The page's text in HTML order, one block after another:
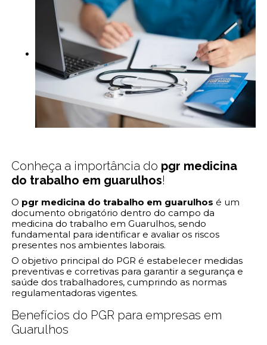
Conheça a importância do pgr medicina
do trabalho em guarulhos!
O pgr medicina do trabalho em guarulhos é um
documento obrigatório dentro do campo da
medicina do trabalho em Guarulhos, sendo
fundamental para identificar e avaliar os riscos
presentes nos ambientes laborais.
O objetivo principal do PGR é estabelecer medidas
preventivas e corretivas para garantir a segurança e
saúde dos trabalhadores, cumprindo as normas
regulamentadoras vigentes.
Benefícios do PGR para empresas em
Guarulhos